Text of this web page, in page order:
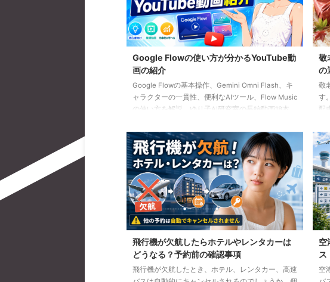
Google Flowの使い方が分かるYouTube動
画の紹介
Google Flowの基本操作、Gemini Omni Flash、キ
ャラクターの一貫性、便利なAIツール、Flow Music
の使い方を解説。ゆり子AI研究室の長編動画18本
敬
の
敬
す
配
飛行機が欠航したらホテルやレンタカーは
どうなる？予約前の確認事項
飛行機が欠航したとき、ホテル、レンタカー、高速
空
ス
空